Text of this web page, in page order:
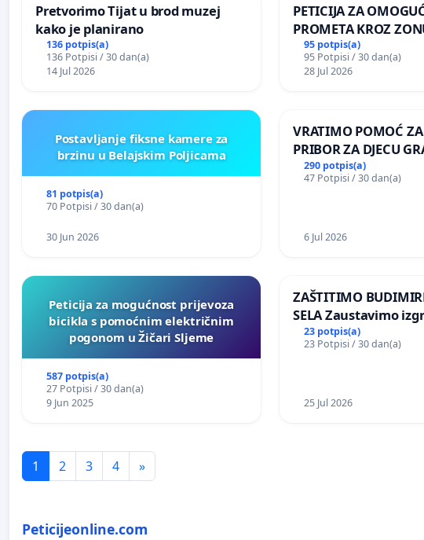
Pretvorimo Tijat u brod muzej
kako je planirano
136 potpis(a)
136 Potpisi / 30 dan(a)
14 Jul 2026
PETICIJA ZA
PROMETA KROZ
ZA STANOVNIKE
Kamensko i Lemić
95 potpis(a)
95 Potpisi / 30 dan(a)
28 Jul 2026
Postavljanje fiksne kamere za
brzinu u Belajskim Poljicama
81 potpis(a)
70 Potpisi / 30 dan(a)
30 Jun 2026
VRATIMO POMOĆ
PRIBOR ZA DJECU
290 potpis(a)
47 Potpisi / 30 dan(a)
6 Jul 2026
Peticija za mogućnost prijevoza
bicikla s pomoćnim električnim
pogonom u Žičari Sljeme
587 potpis(a)
27 Potpisi / 30 dan(a)
9 Jun 2025
ZAŠTITIMO
SELA Zaustavimo
Sunčane elektrane
području Ugljana
23 potpis(a)
23 Potpisi / 30 dan(a)
25 Jul 2026
1 2 3 4 »
Peticijeonline.com